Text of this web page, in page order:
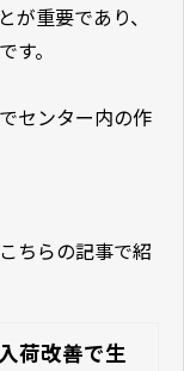
重要であり、
。
センター内の作
ちらの記事で紹
荷改善で生